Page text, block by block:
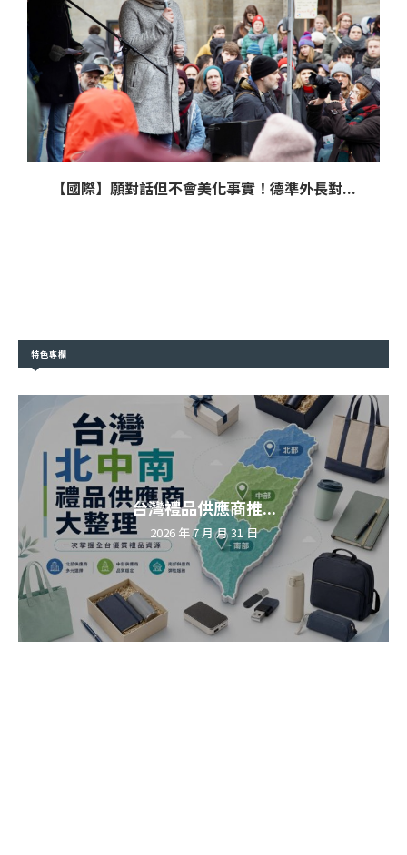
【國際】願對話但不會美化事實！德準外長對...
特色專欄
台灣禮品供應商推...
2026 年 7 月 月 31 日